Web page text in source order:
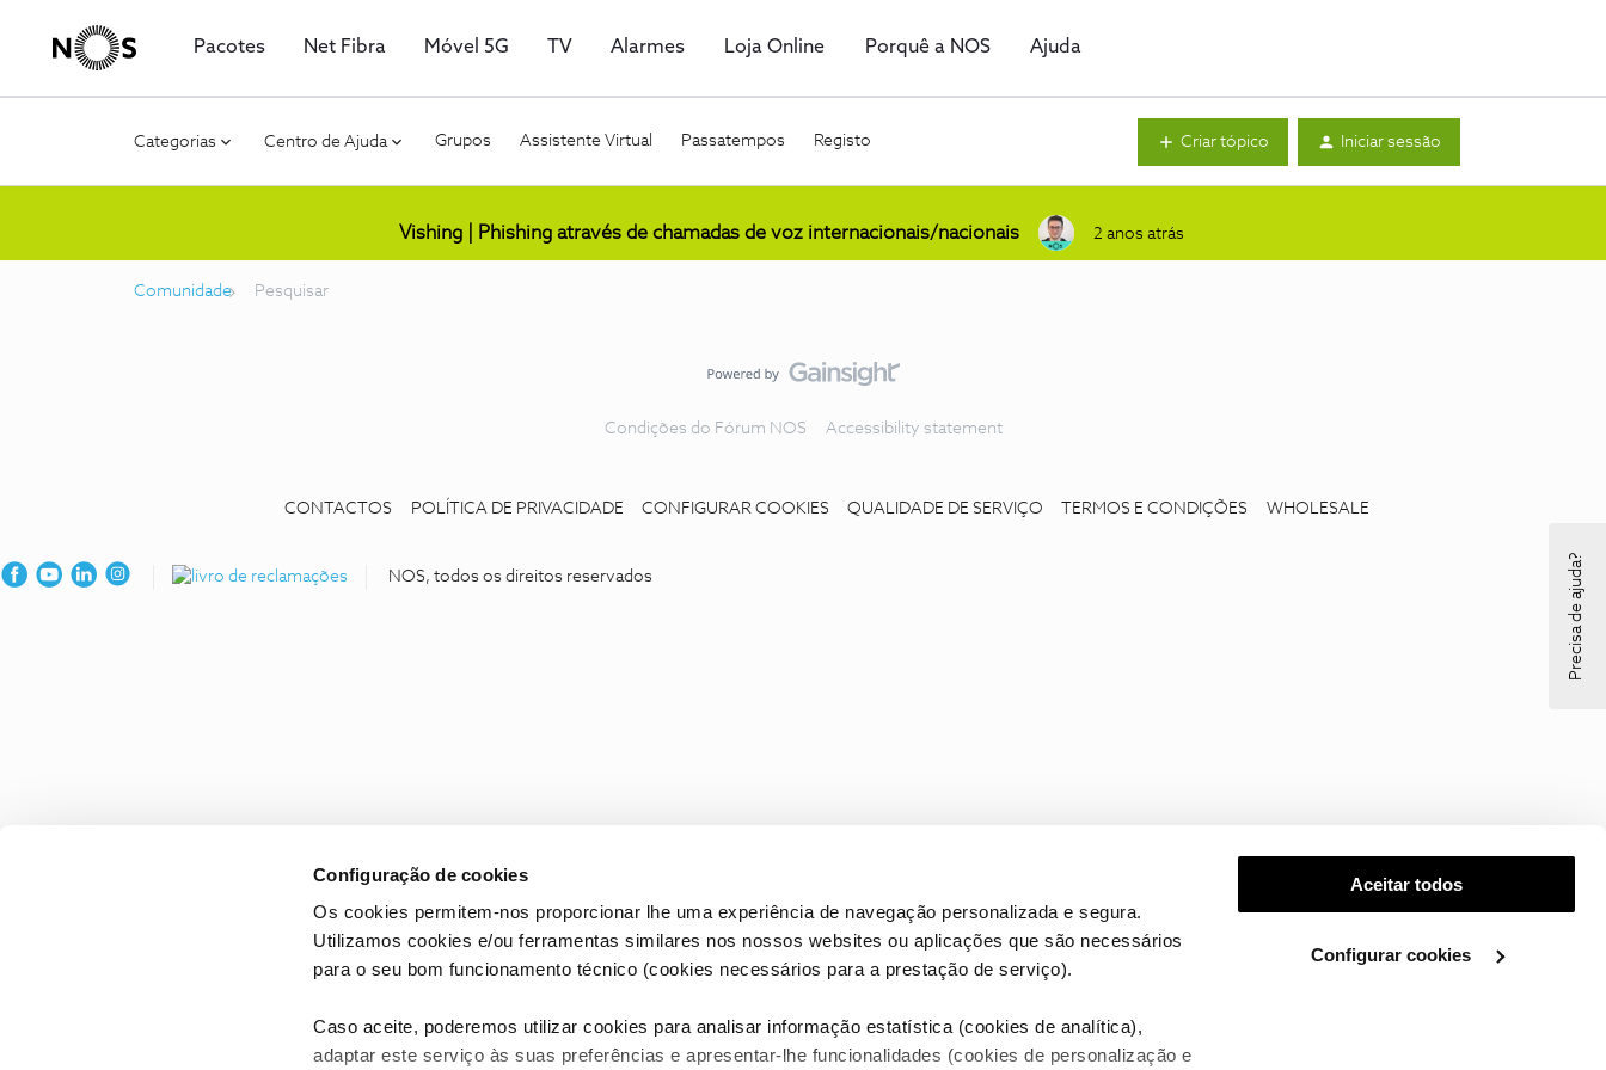
Configuração de cookies
Os cookies permitem-nos proporcionar lhe uma experiência de navegação personalizada e segura.
Utilizamos cookies e/ou ferramentas similares nos nossos websites ou aplicações que são necessários
para o seu bom funcionamento técnico (cookies necessários para a prestação de serviço).
Caso aceite, poderemos utilizar cookies para analisar informação estatística (cookies de analítica),
adaptar este serviço às suas preferências e apresentar-lhe funcionalidades (cookies de personalização e
Aceitar todos
Configurar cookies
Pacotes Net Fibra Móvel 5G TV Alarmes Loja Online Porquê a NOS Ajuda
Categorias Centro de Ajuda Grupos Assistente Virtual Passatempos Registo Criar tópico Iniciar sessão
Vishing | Phishing através de chamadas de voz internacionais/nacionais 2 anos atrás
Comunidade Pesquisar
Condições do Fórum NOS Accessibility statement
CONTACTOS POLÍTICA DE PRIVACIDADE CONFIGURAR COOKIES QUALIDADE DE SERVIÇO TERMOS E CONDIÇÕES WHOLESALE
NOS, todos os direitos reservados Precisa de ajuda?